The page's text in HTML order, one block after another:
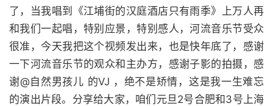
了，当我唱到《江埔街的汉庭酒店只有雨季》上万人再
和我们一起唱，特别应景，特别感人，河流音乐节受众
很准，今天我把这个视频发出来，也是快年底了，感谢
一下河流音乐节的观众和主办方，感谢子影的拍摄，感
谢@自然男孩儿 的VJ ，绝不是矫情，这是我一生难忘
的演出片段。分享给大家，咱们元旦2号合肥和3号上海